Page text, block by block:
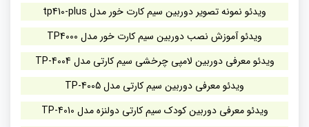
ویدئو نمونه تصویر دوربین سیم کارت خور مدل tp410-plus
ویدئو آموزش نصب دوربین سیم کارت خور مدل TP4000
ویدئو معرفی دوربین لامپی چرخشی سیم کارتی مدل TP-4004
ویدئو معرفی دوربین سیم کارتی مدل TP-4005
ویدئو معرفی دوربین کودک سیم کارتی دولنزه مدل TP-4010